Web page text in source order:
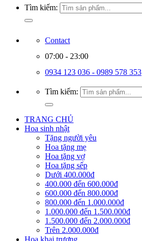
Tìm kiếm:
Contact
07:00 - 23:00
0934 123 036 - 0989 578 353
Tìm kiếm:
TRANG CHỦ
Hoa sinh nhật
Tặng người yêu
Hoa tặng mẹ
Hoa tặng vợ
Hoa tặng sếp
Dưới 400.000đ
400.000 đến 600.000đ
600.000 đến 800.000đ
800.000 đến 1.000.000đ
1.000.000 đến 1.500.000đ
1.500.000 đến 2.000.000đ
Trên 2.000.000đ
Hoa khai trương